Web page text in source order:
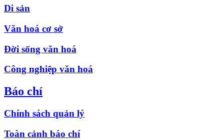
Di sản
Văn hoá cơ sở
Đời sống văn hoá
Công nghiệp văn hoá
Báo chí
Chính sách quản lý
Toàn cảnh báo chí